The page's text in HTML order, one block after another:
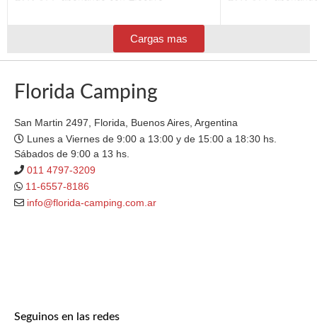
Cargas mas
Florida Camping
San Martin 2497, Florida, Buenos Aires, Argentina
Lunes a Viernes de 9:00 a 13:00 y de 15:00 a 18:30 hs.
Sábados de 9:00 a 13 hs.
011 4797-3209
11-6557-8186
info@florida-camping.com.ar
Seguinos en las redes